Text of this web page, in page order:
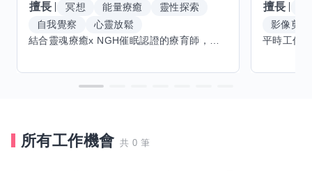
擅長
冥想 能量療癒
靈性探索
自我覺察
心靈放鬆
擅長
影像剪
所有工作機會 共 0 筆